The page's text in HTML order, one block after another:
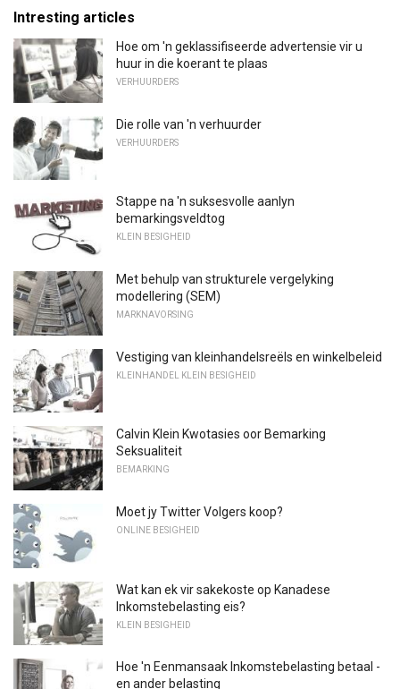
Intresting articles
Hoe om 'n geklassifiseerde advertensie vir u
huur in die koerant te plaas
VERHUURDERS
Die rolle van 'n verhuurder
VERHUURDERS
Stappe na 'n suksesvolle aanlyn
bemarkingsveldtog
KLEIN BESIGHEID
Met behulp van strukturele vergelyking
modellering (SEM)
MARKNAVORSING
Vestiging van kleinhandelsreëls en winkelbeleid
KLEINHANDEL KLEIN BESIGHEID
Calvin Klein Kwotasies oor Bemarking
Seksualiteit
BEMARKING
Moet jy Twitter Volgers koop?
ONLINE BESIGHEID
Wat kan ek vir sakekoste op Kanadese
Inkomstebelasting eis?
KLEIN BESIGHEID
Hoe 'n Eenmansaak Inkomstebelasting betaal -
en ander belasting